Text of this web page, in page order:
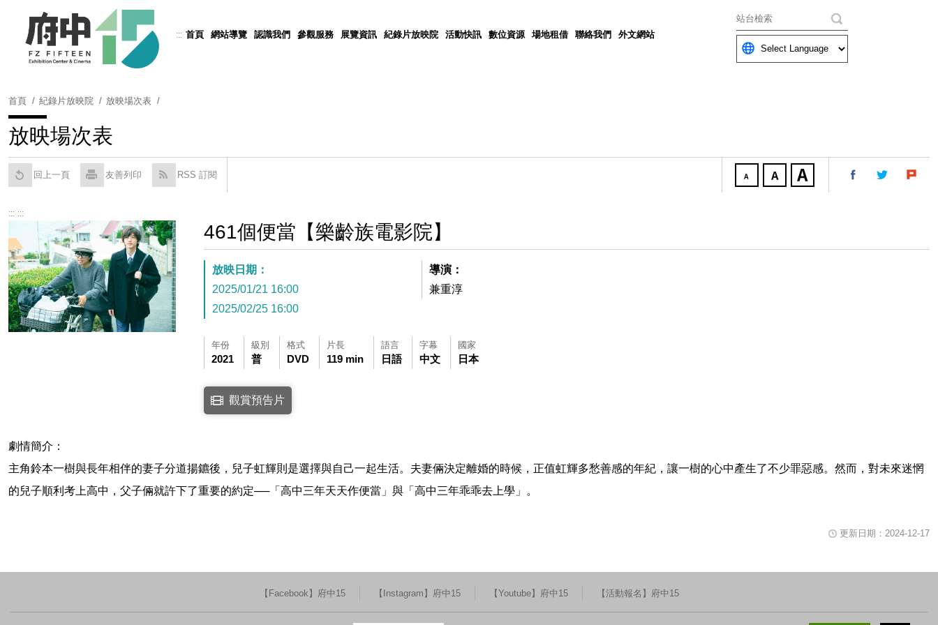
::: 首頁 網站導覽 認識我們 參觀服務 展覽資訊 紀錄片放映院 活動快訊 數位資源 場地租借 聯絡我們 外文網站
關鍵字
Powered by Translate
首頁 紀錄片放映院 放映場次表
放映場次表
回上一頁 友善列印 RSS 訂閱
::: :::
461個便當【樂齡族電影院】
放映日期：
2025/01/21 16:00
2025/02/25 16:00
導演：
兼重淳
年份
2021
級別
普
格式
DVD
片長
119 min
語言
日語
字幕
中文
國家
日本
點擊下列連結開啟視窗後，可使用鍵盤Tab鍵移至影片中央播放鍵，再按鍵盤Enter鍵播放影片，影片播放時可用鍵盤空白鍵暫停或重新播放影片，關閉視窗請使用鍵盤Tab鍵
連結至Youtube網站觀看此影片(開新視窗)
觀賞預告片
劇情簡介：
主角鈴本一樹與長年相伴的妻子分道揚鑣後，兒子虹輝則是選擇與自己一起生活。夫妻倆決定離婚的時候，正值虹輝多愁善感的年紀，讓一樹的心中產生了不少罪惡感。然而，對未來迷惘
的兒子順利考上高中，父子倆就許下了重要的約定──「高中三年天天作便當」與「高中三年乖乖去上學」。
更新日期：2024-12-17
【Facebook】府中15 【Instagram】府中15 【Youtube】府中15 【活動報名】府中15